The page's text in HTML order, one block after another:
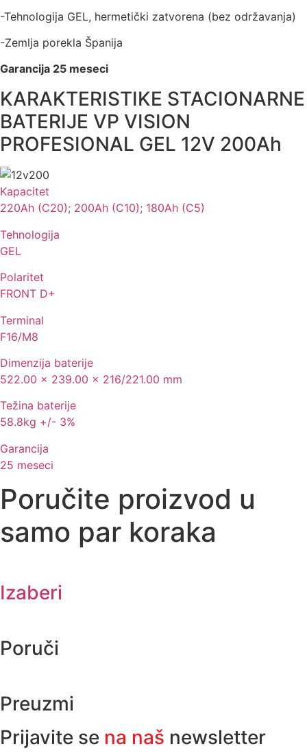
-Tehnologija GEL, hermetički zatvorena (bez održavanja)
-Zemlja porekla Španija
Garancija 25 meseci
KARAKTERISTIKE STACIONARNE
BATERIJE VP VISION
PROFESIONAL GEL 12V 200Ah
Kapacitet
220Ah (C20); 200Ah (C10); 180Ah (C5)
Tehnologija
GEL
Polaritet
FRONT D+
Terminal
F16/M8
Dimenzija baterije
522.00 x 239.00 x 216/221.00 mm
Težina baterije
58.8kg +/- 3%
Garancija
25 meseci
Poručite proizvod u
samo par koraka
Izaberi
Poruči
Preuzmi
Prijavite se na naš newsletter